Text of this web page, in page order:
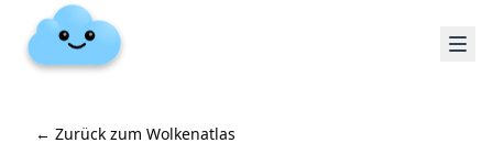
← Zurück zum Wolkenatlas